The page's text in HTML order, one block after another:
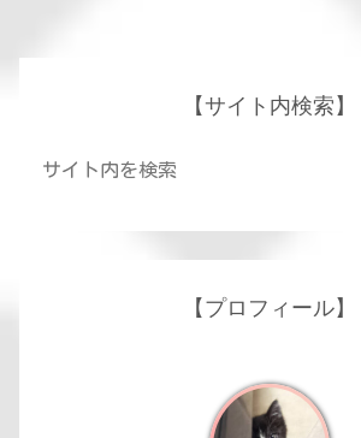
【サイト内検索】
【プロフィール】